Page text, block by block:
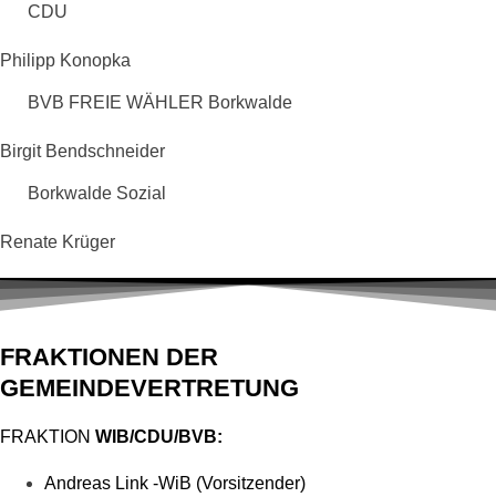
CDU
Philipp Konopka
BVB FREIE WÄHLER Borkwalde
Birgit Bendschneider
Borkwalde Sozial
Renate Krüger
FRAKTIONEN DER
GEMEINDEVERTRETUNG
FRAKTION WIB/CDU/BVB:
Andreas Link -WiB (Vorsitzender)